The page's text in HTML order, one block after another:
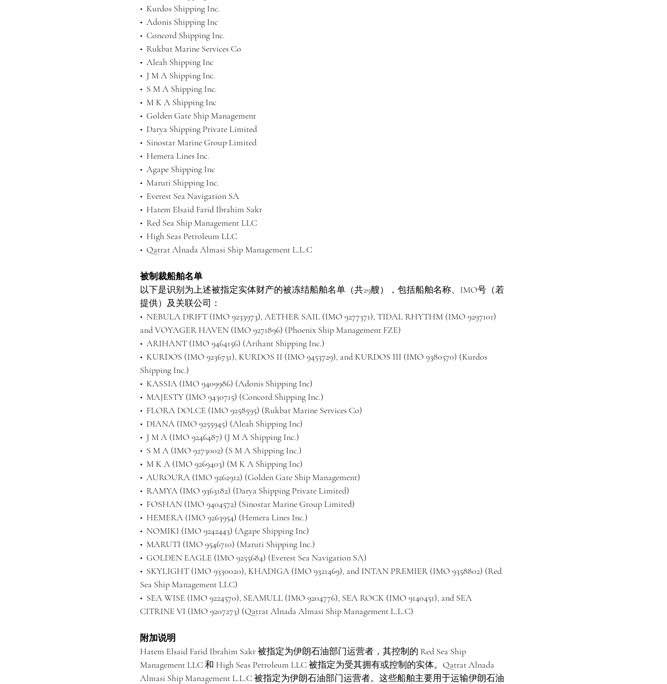
•  Kurdos Shipping Inc.
•  Adonis Shipping Inc
•  Concord Shipping Inc.
•  Rukbat Marine Services Co
•  Aleah Shipping Inc
•  J M A Shipping Inc.
•  S M A Shipping Inc.
•  M K A Shipping Inc
•  Golden Gate Ship Management
•  Darya Shipping Private Limited
•  Sinostar Marine Group Limited
•  Hemera Lines Inc.
•  Agape Shipping Inc
•  Maruti Shipping Inc.
•  Everest Sea Navigation SA
•  Hatem Elsaid Farid Ibrahim Sakr
•  Red Sea Ship Management LLC
•  High Seas Petroleum LLC
•  Qatrat Alnada Almasi Ship Management L.L.C
被制裁船舶名单
以下是识别为上述被指定实体财产的被冻结船舶名单（共29艘），包括船舶名称、IMO号（若
提供）及关联公司：
•  NEBULA DRIFT (IMO 9233973), AETHER SAIL (IMO 9277371), TIDAL RHYTHM (IMO 9297101)
and VOYAGER HAVEN (IMO 9271896) (Phoenix Ship Management FZE)
•  ARIHANT (IMO 9464156) (Arihant Shipping Inc.)
•  KURDOS (IMO 9236731), KURDOS II (IMO 9453729), and KURDOS III (IMO 9380570) (Kurdos
Shipping Inc.)
•  KASSIA (IMO 9409986) (Adonis Shipping Inc)
•  MAJESTY (IMO 9430715) (Concord Shipping Inc.)
•  FLORA DOLCE (IMO 9258595) (Rukbat Marine Services Co)
•  DIANA (IMO 9255945) (Aleah Shipping Inc)
•  J M A (IMO 9246487) (J M A Shipping Inc.)
•  S M A (IMO 9273002) (S M A Shipping Inc.)
•  M K A (IMO 9269403) (M K A Shipping Inc)
•  AUROURA (IMO 9262912) (Golden Gate Ship Management)
•  RAMYA (IMO 9363182) (Darya Shipping Private Limited)
•  FOSHAN (IMO 9404572) (Sinostar Marine Group Limited)
•  HEMERA (IMO 9263954) (Hemera Lines Inc.)
•  NOMIKI (IMO 9242443) (Agape Shipping Inc)
•  MARUTI (IMO 9546710) (Maruti Shipping Inc.)
•  GOLDEN EAGLE (IMO 9255684) (Everest Sea Navigation SA)
•  SKYLIGHT (IMO 9330020), KHADIGA (IMO 9321469), and INTAN PREMIER (IMO 9358802) (Red
Sea Ship Management LLC)
•  SEA WISE (IMO 9224570), SEAMULL (IMO 9204776), SEA ROCK (IMO 9140451), and SEA
CITRINE VI (IMO 9207273) (Qatrat Alnada Almasi Ship Management L.L.C)
附加说明
Hatem Elsaid Farid Ibrahim Sakr 被指定为伊朗石油部门运营者，其控制的 Red Sea Ship
Management LLC 和 High Seas Petroleum LLC 被指定为受其拥有或控制的实体。Qatrat Alnada
Almasi Ship Management L.L.C 被指定为伊朗石油部门运营者。这些船舶主要用于运输伊朗石油